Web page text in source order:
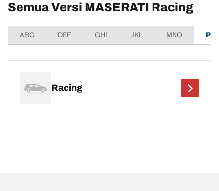
Semua Versi MASERATI Racing
ABC DEF GHI JKL MNO
Racing